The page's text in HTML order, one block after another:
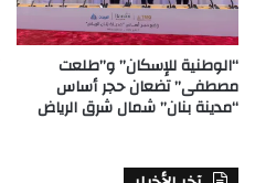
“الوطنية للإسكان” و”طلعت
مصطفى” تضعان حجر أساس
“مدينة بنان” شمال شرق الرياض